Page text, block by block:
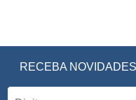
RECEBA